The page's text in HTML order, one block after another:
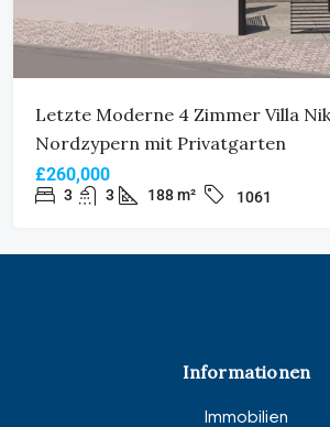
Letzte Moderne 4 Zimmer Villa
Nordzypern mit Privatgarten
£260,000
3 3 188 m² 1061
Informationen
Immobilien